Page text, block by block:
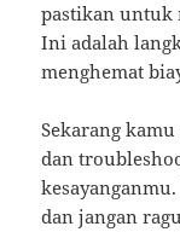
pastikan untuk
Ini adalah
menghemat
Sekarang
dan
dan jangan